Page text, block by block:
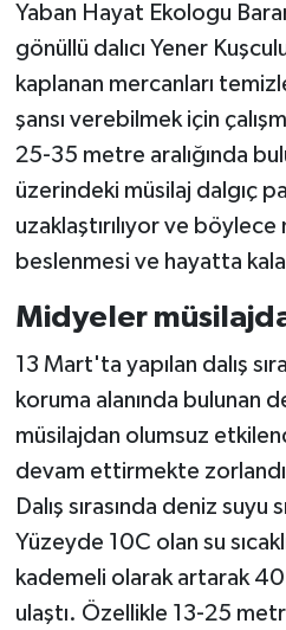
Yaban Hayat Ekologu
gönüllü dalıcı Yener
kaplanan mercanları
şansı verebilmek için
25-35 metre aralığında
üzerindeki müsilaj dalgıç
uzaklaştırılıyor ve böylece
beslenmesi ve hayatta
Midyeler
13 Mart'ta yapılan dalış
koruma alanında bulunan
müsilajdan olumsuz
devam ettirmekte
Dalış sırasında deniz suyu
Yüzeyde 10C olan su
kademeli olarak artarak
ulaştı. Özellikle 13-25